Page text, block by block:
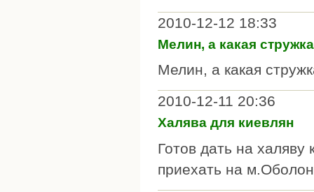
2010-12-12 18:33
Мелин, а какая
Мелин, а какая
2010-12-11 20:36
Халява для киевлян
Готов дать на
приехать на